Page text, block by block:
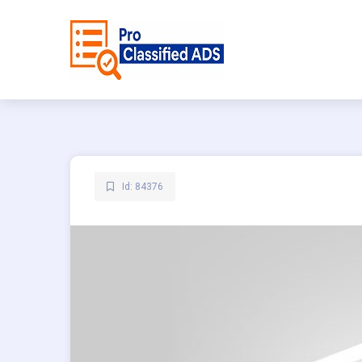
Id: 84376